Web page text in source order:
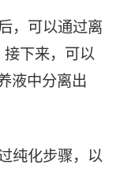
，可以通过离
下来，可以
液中分离出
纯化步骤，以